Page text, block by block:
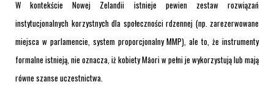
W kontekście Nowej Zelandii istnieje pewien zestaw rozwiązań
instytucjonalnych korzystnych dla społeczności rdzennej (np. zarezerwowane
miejsca w parlamencie, system proporcjonalny MMP), ale to, że instrumenty
formalne istnieją, nie oznacza, iż kobiety Māori w pełni je wykorzystują lub mają
równe szanse uczestnictwa.